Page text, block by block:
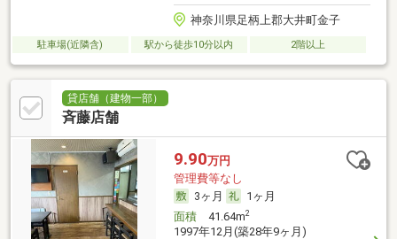
神奈川県足柄上郡大井町金子
駐車場(近隣含) 駅から徒歩10分以内 2階以上
貸店舗（建物一部）
斉藤店舗
9.90万円
管理費等なし
3ヶ月
1ヶ月
面積41.64m2
1997年12月(築28年9ヶ月)